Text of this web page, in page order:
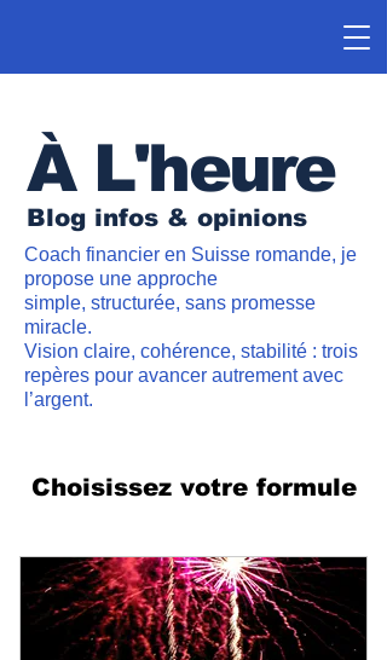
À L'heure
Blog infos & opinions
Coach financier en Suisse romande, je
propose une approche
simple, structurée, sans promesse
miracle.
Vision claire, cohérence, stabilité : trois
repères pour avancer autrement avec
l’argent.
Choisissez votre formule